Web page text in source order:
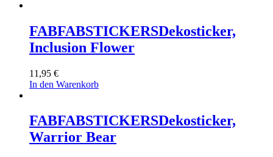
FABFABSTICKERSDekosticker,
Inclusion Flower
11,95 €
In den Warenkorb
FABFABSTICKERSDekosticker,
Warrior Bear